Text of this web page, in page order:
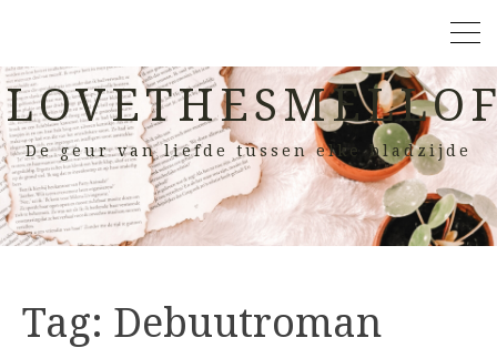
De geur van liefde tussen elke bladzijde
Tag: Debuutroman